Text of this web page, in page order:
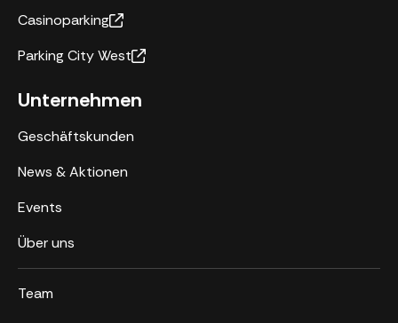
Casinoparking
Parking City West
Unternehmen
Geschäftskunden
News & Aktionen
Events
Über uns
Team